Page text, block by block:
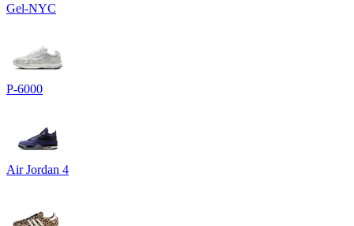
Gel-NYC
P-6000
Air Jordan 4